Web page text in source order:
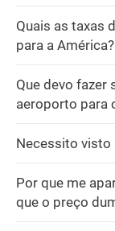
Quais as taxas
para a América?
Que devo fazer
aeroporto para
Necessito visto
Por que me
que o preço